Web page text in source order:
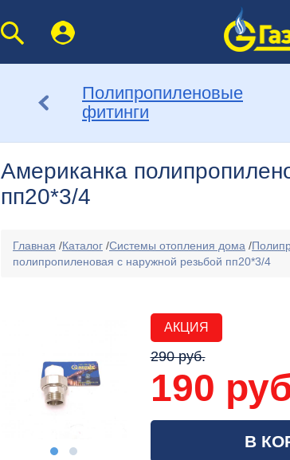
Полипропиленовые
фитинги
Американка
пп20*3/4
Главная /Каталог /Системы отопления дома /
полипропиленовая с наружной резьбой пп20*3/4
АКЦИЯ
290 руб.
190
В